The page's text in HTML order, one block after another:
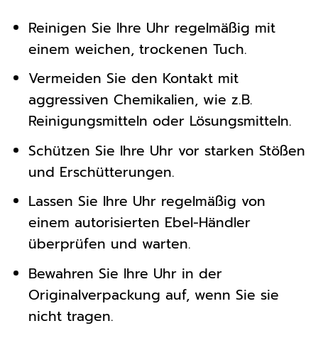
Reinigen Sie Ihre Uhr regelmäßig mit
einem weichen, trockenen Tuch.
Vermeiden Sie den Kontakt mit
aggressiven Chemikalien, wie z.B.
Reinigungsmitteln oder Lösungsmitteln.
Schützen Sie Ihre Uhr vor starken Stößen
und Erschütterungen.
Lassen Sie Ihre Uhr regelmäßig von
einem autorisierten Ebel-Händler
überprüfen und warten.
Bewahren Sie Ihre Uhr in der
Originalverpackung auf, wenn Sie sie
nicht tragen.